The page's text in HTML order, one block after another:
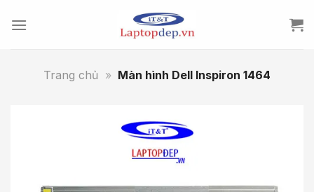
Trang chủ » Màn hình Dell Inspiron 1464